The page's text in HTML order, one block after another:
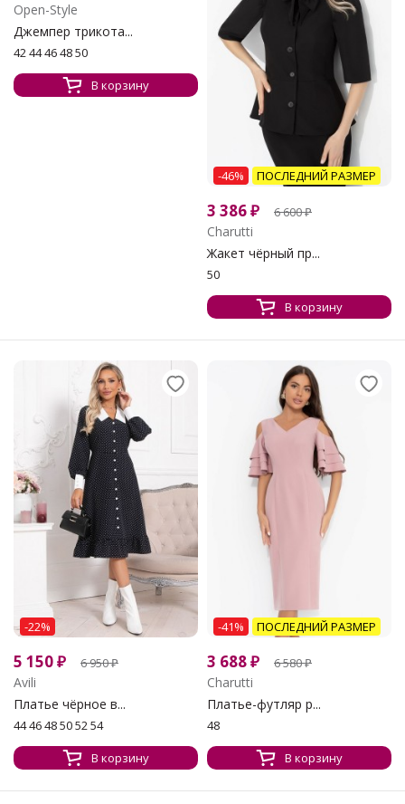
Open-Style
Джемпер трикота...
42 44 46 48 50
В корзину
-46% ПОСЛЕДНИЙ РАЗМЕР
3 386₽ 6 600₽
Charutti
Жакет чёрный пр...
50
В корзину
-22%
5 150₽ 6 950₽
Avili
Платье чёрное в...
44 46 48 50 52 54
В корзину
-41% ПОСЛЕДНИЙ РАЗМЕР
3 688₽ 6 580₽
Charutti
Платье-футляр р...
48
В корзину